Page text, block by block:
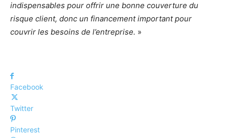
indispensables pour offrir une bonne couverture du
risque client, donc un financement important pour
couvrir les besoins de l’entreprise. »
Facebook
Twitter
Pinterest